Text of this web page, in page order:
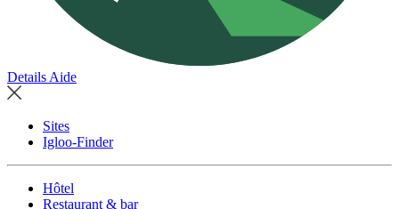
Details Aide
Sites
Igloo-Finder
Hôtel
Restaurant & bar